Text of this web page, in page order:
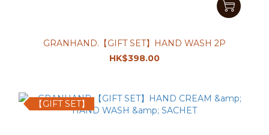
GRANHAND.【GIFT SET】HAND WASH 2P
HK$398.00
【GIFT SET】